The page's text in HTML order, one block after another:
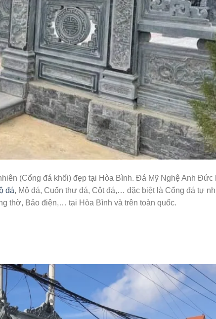
(Cổng đá khối) đẹp tại Hòa Bình. Đá Mỹ Nghệ Anh Đức
đá, Mộ đá, Cuốn thư đá, Cột đá,… đặc biệt là Cổng đá tự
thờ, Bảo điện,… tại Hòa Bình và trên toàn quốc.